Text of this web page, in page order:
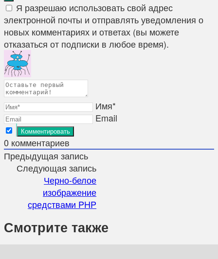
Я разрешаю использовать свой адрес
электронной почты и отправлять уведомления о
новых комментариях и ответах (вы можете
отказаться от подписки в любое время).
Имя*
Email
0 комментариев
Предыдущая запись
Следующая запись
Черно-белое
изображение
средствами PHP
Смотрите также